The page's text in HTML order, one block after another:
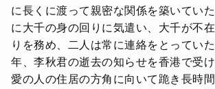
に長くに渡って親密な関係を築いてい
に大千の身の回りに気遣い、大千が不
りを務め、二人は常に連絡をとってい
年、李秋君の逝去の知らせを香港で受
愛の人の住居の方角に向いて跪き長時